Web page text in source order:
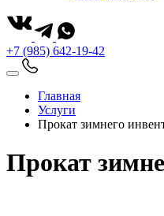
+7 (985) 642-19-42
Главная
Услуги
Прокат зимнего
Прокат